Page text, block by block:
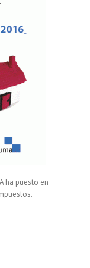
ha puesto en